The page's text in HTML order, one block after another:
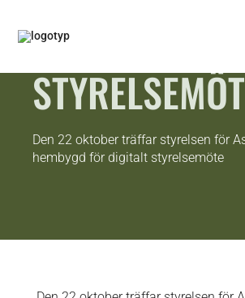
content
Den 22 oktober träffar styrelsen för
hembygd för digitalt styrelsemöte